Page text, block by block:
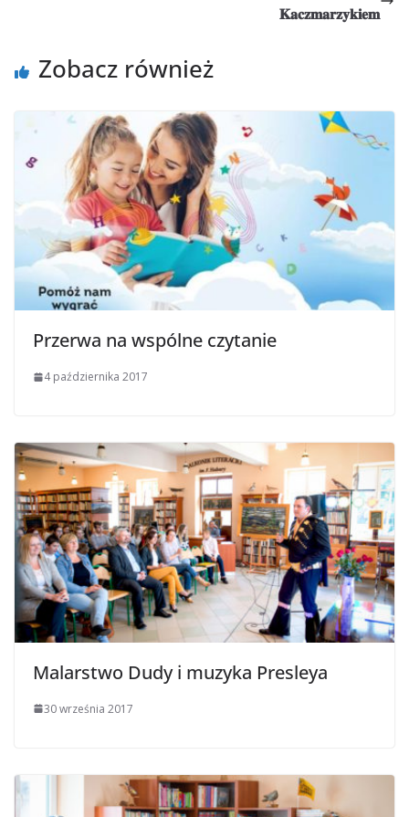
𝐊𝐚𝐜𝐳𝐦𝐚𝐫𝐳𝐲𝐤𝐢𝐞𝐦
Zobacz również
Przerwa na wspólne czytanie
4 października 2017
Malarstwo Dudy i muzyka Presleya
30 września 2017